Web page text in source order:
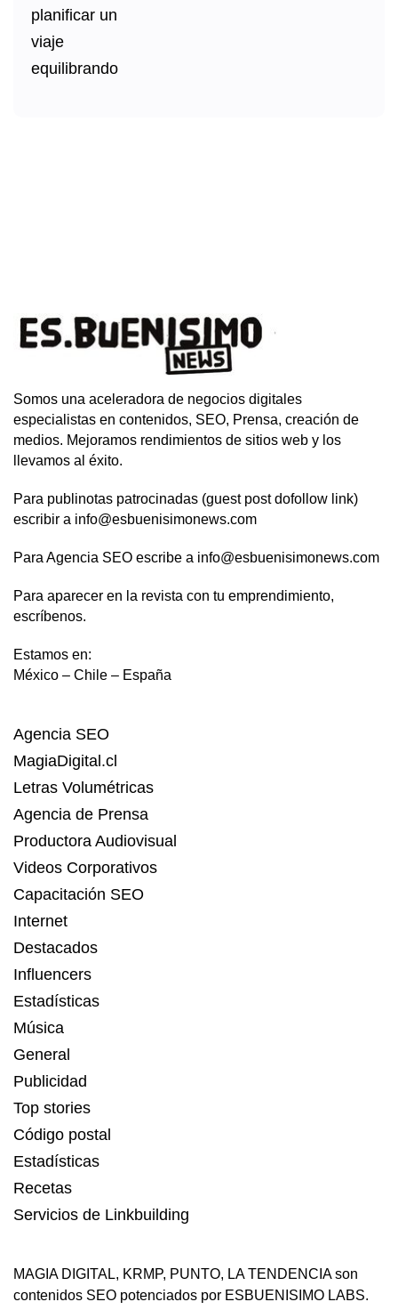
Somos una aceleradora de negocios digitales
especialistas en contenidos, SEO, Prensa, creación de
medios. Mejoramos rendimientos de sitios web y los
llevamos al éxito.
Para publinotas patrocinadas (guest post dofollow link)
escribir a info@esbuenisimonews.com
Para Agencia SEO escribe a info@esbuenisimonews.com
Para aparecer en la revista con tu emprendimiento,
escríbenos.
Estamos en:
México – Chile – España
Agencia SEO
MagiaDigital.cl
Letras Volumétricas
Agencia de Prensa
Productora Audiovisual
Videos Corporativos
Capacitación SEO
Internet
Destacados
Influencers
Estadísticas
Música
General
Publicidad
Top stories
Código postal
Estadísticas
Recetas
Servicios de Linkbuilding
MAGIA DIGITAL, KRMP, PUNTO, LA TENDENCIAson
contenidos SEO potenciados por ESBUENISIMO LABS.